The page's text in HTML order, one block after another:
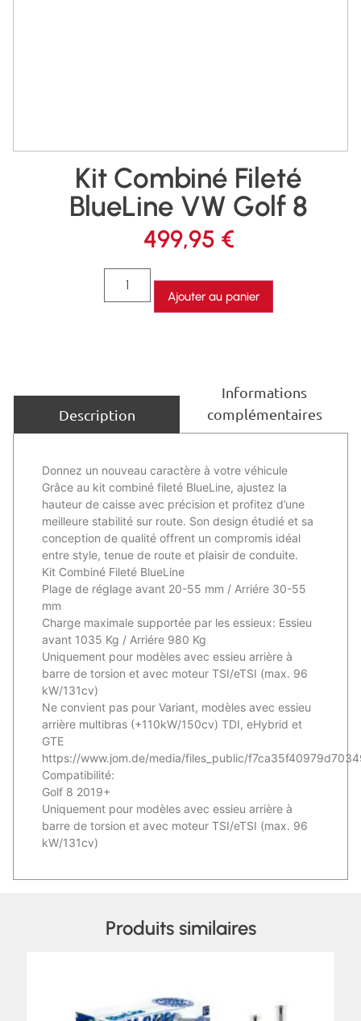
Kit Combiné Fileté
BlueLine VW Golf 8
499,95 €
Ajouter au panier
Description
Informations
complémentaires
Donnez un nouveau caractère à votre véhicule
Grâce au kit combiné fileté BlueLine, ajustez la
hauteur de caisse avec précision et profitez d’une
meilleure stabilité sur route. Son design étudié et sa
conception de qualité offrent un compromis idéal
entre style, tenue de route et plaisir de conduite.
Kit Combiné Fileté BlueLine
Plage de réglage avant 20-55 mm / Arriére 30-55
mm
Charge maximale supportée par les essieux: Essieu
avant 1035 Kg / Arriére 980 Kg
Uniquement pour modèles avec essieu arrière à
barre de torsion et avec moteur TSI/eTSI (max. 96
kW/131cv)
Ne convient pas pour Variant, modèles avec essieu
arrière multibras (+110kW/150cv) TDI, eHybrid et
GTE
https://www.jom.de/media/files_public/
Compatibilité:
Golf 8 2019+
Uniquement pour modèles avec essieu arrière à
barre de torsion et avec moteur TSI/eTSI (max. 96
kW/131cv)
Produits similaires